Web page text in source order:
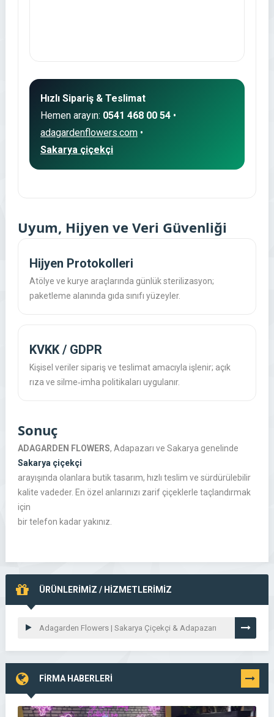
Hızlı Sipariş & Teslimat
Hemen arayın: 0541 468 00 54•
adagardenflowers.com•
Sakarya çiçekçi
Uyum, Hijyen ve Veri Güvenliği
Hijyen Protokolleri
Atölye ve kurye araçlarında günlük sterilizasyon;
paketleme alanında gıda sınıfı yüzeyler.
KVKK / GDPR
Kişisel veriler sipariş ve teslimat amacıyla işlenir; açık
rıza ve silme‑imha politikaları uygulanır.
Sonuç
ADAGARDEN FLOWERS, Adapazarı ve Sakarya genelinde
Sakarya çiçekçi
arayışında olanlara butik tasarım, hızlı teslim ve sürdürülebilir
kalite vadeder. En özel anlarınızı zarif çiçeklerle taçlandırmak
için
bir telefon kadar yakınız.
ÜRÜNLERİMİZ / HİZMETLERİMİZ
Adagarden Flowers | Sakarya Çiçekçi & Adapazarı
Çiçekçi – Buket – Gelin Çiçeği – Düğün-Nişan –
FİRMA HABERLERİ TÜMÜNÜ
GÖR